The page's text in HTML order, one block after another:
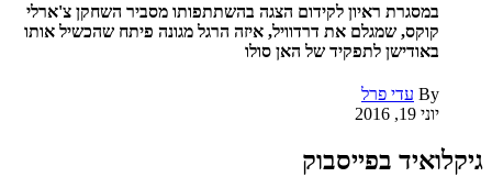
במסגרת ראיון לקידום הצגה בהשתתפותו מסביר השחקן צ'ארלי
קוקס, שמגלם את דרדוויל, איזה הרגל מגונה פיתח שהכשיל אותו
באודישן לתפקיד של האן סולו
By עדי פרל
יוני 19, 2016
גיקלואיד בפייסבוק